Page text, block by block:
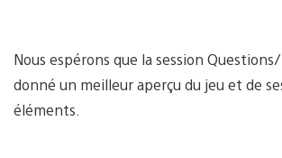
Nous espérons que la session
donné un meilleur aperçu du jeu et de
éléments.